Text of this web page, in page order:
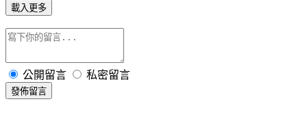
載入更多
公開留言 私密留言
發佈留言